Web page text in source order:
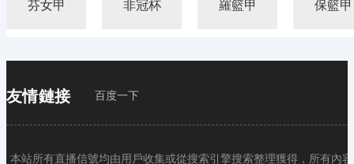
芬女甲 非冠杯 羅籃甲 保籃甲
友情鏈接 百度一下
本站所有直播信號均由用戶收集或從搜索引擎搜索整理獲得，所有內